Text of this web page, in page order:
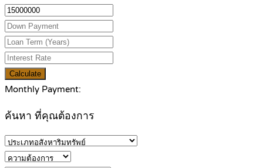
Calculate
Monthly Payment:
ค้นหา ที่คุณต้องการ